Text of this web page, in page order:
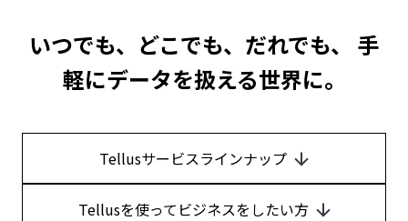
いつでも、どこでも、だれでも、
手
軽にデータを扱える世界に。
Tellusサービスラインナップ
Tellusを使ってビジネスをしたい方